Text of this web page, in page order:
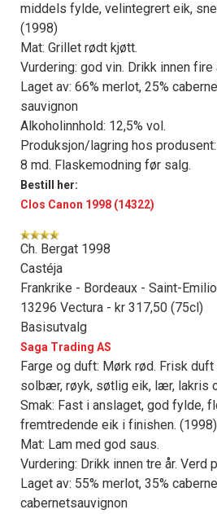
middels fylde, velintegrert eik,
(1998)
Mat: Grillet rødt kjøtt.
Vurdering: god vin. Drikk innen
Laget av: 66% merlot, 25%
sauvignon
Alkoholinnhold: 12,5% vol.
Produksjon/lagring hos
8 md. Flaskemodning før salg.
Bestill her:
Clos Canon 1998 (14322)
Ch. Bergat 1998
Castéja
Frankrike - Bordeaux - Saint-
13296 Vectura - kr 317,50 (75cl)
Basisutvalg
Saga Trading AS
Farge og duft: Mørk rød. Frisk
solbær, røyk, søtlig eik, lær, lakris
Smak: Fast i anslaget, god fylde,
fremtredende eik i finishen. (1998)
Mat: Lam med god saus.
Vurdering: Drikk innen tre år. Verd
Laget av: 55% merlot, 35%
cabernetsauvignon